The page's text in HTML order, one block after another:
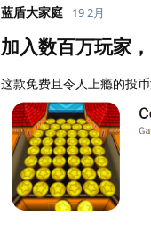
蓝盾大家庭 19 2月
加入数百万玩家
这款免费且令人上瘾的投